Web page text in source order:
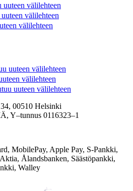
uuteen välilehteen
välilehteen
välilehteen
uuteen välilehteen
välilehteen
uuteen välilehteen
00510 Helsinki
Y–tunnus 0116323–1
MobilePay, Apple Pay, S-Pankki,
Ålandsbanken, Säästöpankki,
Walley